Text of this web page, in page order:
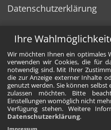
Ihre
Wir möchten Ihnen ein optimales
verwenden wir Cookies, die für
notwendig sind. Mit Ihrer
die zur Anzeige externer Inhalte
genutzt werden. Sie können selbst
zulassen möchten. Bitte
Einstellungen womöglich nicht
Verfügung stehen. Weitere
Datenschutzerklärung.
Datenschutzerklärung